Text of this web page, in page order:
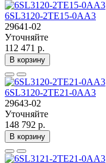
6SL3120-2TE15-0AA3
29641-02
Уточняйте
112 471 р.
В корзину
6SL3120-2TE21-0AA3
29643-02
Уточняйте
148 792 р.
В корзину